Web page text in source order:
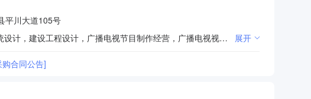
平川大道105号
许可项目：广播电视节目传送，第一类增值电信业务，第二类增值电信业务，建筑智能化系统设计，建设工程设计，广播电视节目制作经营，广播电视视频点播业务，食品销售，餐饮服务，电影放映（依法须经批准的项目，经相关部门批准后在许可有效期内方可开展经营活动，具体经营项目和许可期限以相关部门批准文件或许可证件为准） 一般项目：安全技术防范系统设计施工服务，会议及展览服务，软件开发，集成电路设计，信息系统集成服务，5G通信技术服务，大数据服务，信息技术咨询服务，技术服务、技术开发、技术咨询、技术交流、技术转让、技术推广，计算机系统服务，教育咨询服务（不含涉许可审批的教育培训活动），非居住房地产租赁，广告制作，广告设计、代理，广告发布，国内贸易代理，品牌管理，广播电视传输设备销售，通讯设备销售，家用视听设备销售，数字视频监控系统销售，移动终端设备销售，网络设备销售，光通信设备销售，金银制品销售，金属结构销售，非金属矿及制品销售，纸制品销售，塑料制品销售，橡胶制品销售，专用化学产品销售（不含危险化学品），汽车销售，互联网销售（除销售需要许可的商品），家用电器销售，广播电视设备专业修理，物业管理，酒店管理，国内货物运输代理，园林绿化工程施工（除依法须经批准的项目外，凭营业执照依法自主开展经营活动） 展开
合同公告]